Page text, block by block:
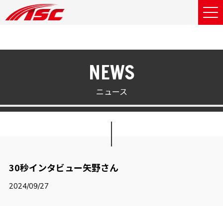
NEWS
ニュース
30秒インタビュー矢野さん
2024/09/27